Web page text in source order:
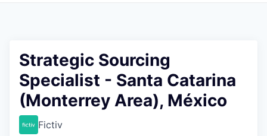
Strategic Sourcing
Specialist - Santa Catarina
(Monterrey Area), México
Fictiv